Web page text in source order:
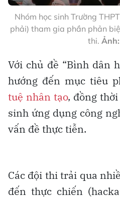
Nhóm học sinh Trường
phải) tham gia phần phản
thi.
Với chủ đề “Bình dân
hướng đến mục tiêu
tuệ nhân tạo, đồng
sinh ứng dụng công
vấn đề thực tiễn.
Các đội thi trải qua
đến thực chiến